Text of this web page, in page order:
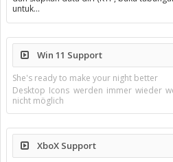
untuk…
Win 11 Support
She's ready to make your night better
Desktop Icons werden immer wieder
nicht möglich
XboX Support